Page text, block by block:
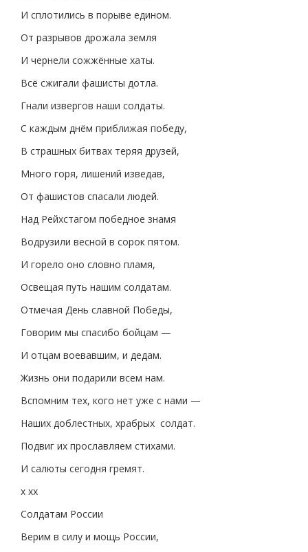
И сплотились в порыве едином.
От разрывов дрожала земля
И чернели сожжённые хаты.
Всё сжигали фашисты дотла.
Гнали извергов наши солдаты.
С каждым днём приближая победу,
В страшных битвах теряя друзей,
Много горя, лишений изведав,
От фашистов спасали людей.
Над Рейхстагом победное знамя
Водрузили весной в сорок пятом.
И горело оно словно пламя,
Освещая путь нашим солдатам.
Отмечая День славной Победы,
Говорим мы спасибо бойцам —
И отцам воевавшим, и дедам.
Жизнь они подарили всем нам.
Вспомним тех, кого нет уже с нами —
Наших доблестных, храбрых солдат.
Подвиг их прославляем стихами.
И салюты сегодня гремят.
х хх
Солдатам России
Верим в силу и мощь России,